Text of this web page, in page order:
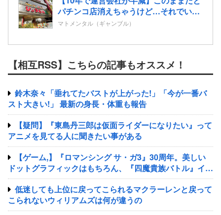
パチンコ店消えちゃうけど…それでいい
の？
マトメンタル（ギャンブル）
【相互RSS】こちらの記事もオススメ！
鈴木奈々「垂れてたバストが上がった!」「今が一番バ
スト大きい!」 最新の身長・体重も報告
【疑問】『東島丹三郎は仮面ライダーになりたい』って
アニメを見てる人に聞きたい事がある
【ゲーム,】『ロマンシング サ・ガ3』30周年。美しい
ドットグラフィックはもちろん、『四魔貴族バトル』イト
ケンサウンドが心に残る
低迷しても上位に戻ってこられるマクラーレンと戻って
こられないウィリアムズは何が違うの